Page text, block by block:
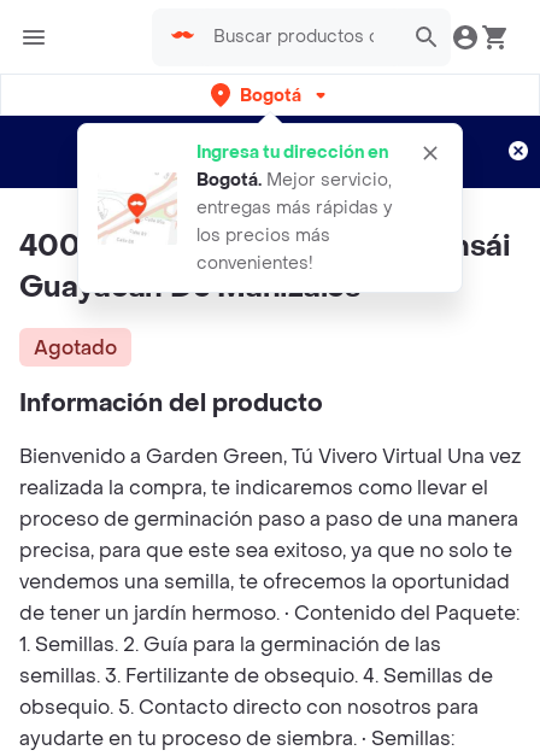
Bogotá
Ingresa tu dirección en
Bogotá. Mejor servicio,
entregas más rápidas y
los precios más
convenientes!
envíos gratis por semanas
Aplican TyC
400 Semillas Orgánicas De Bonsái
Guayacán De Manizales
Agotado
Información del producto
Bienvenido a Garden Green, Tú Vivero Virtual Una vez
realizada la compra, te indicaremos como llevar el
proceso de germinación paso a paso de una manera
precisa, para que este sea exitoso, ya que no solo te
vendemos una semilla, te ofrecemos la oportunidad
de tener un jardín hermoso. • Contenido del Paquete:
1. Semillas. 2. Guía para la germinación de las
semillas. 3. Fertilizante de obsequio. 4. Semillas de
obsequio. 5. Contacto directo con nosotros para
ayudarte en tu proceso de siembra. • Semillas: